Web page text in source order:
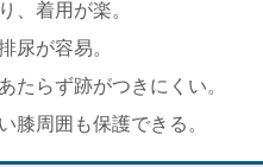
、着用が楽。
尿が容易。
たらず跡がつきにくい。
膝周囲も保護できる。